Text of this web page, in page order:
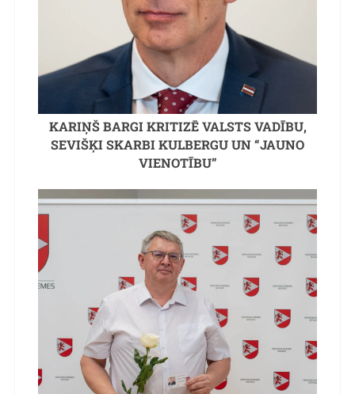
KARIŅŠ BARGI KRITIZĒ VALSTS VADĪBU,
SEVIŠĶI SKARBI KULBERGU UN “JAUNO
VIENOTĪBU”